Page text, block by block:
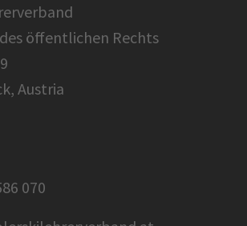
öffentlichen Rechts
Austria
070